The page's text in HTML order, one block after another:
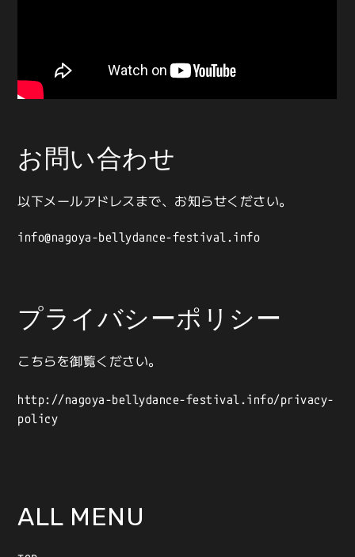
お問い合わせ
以下メールアドレスまで、お知らせください。
info@nagoya-bellydance-festival.info
プライバシーポリシー
こちらを御覧ください。
http://nagoya-bellydance-festival.info/privacy-
policy
ALL MENU